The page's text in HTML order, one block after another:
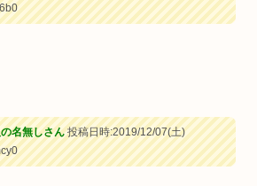
名無しさん投稿日時:2019/12/07(土)